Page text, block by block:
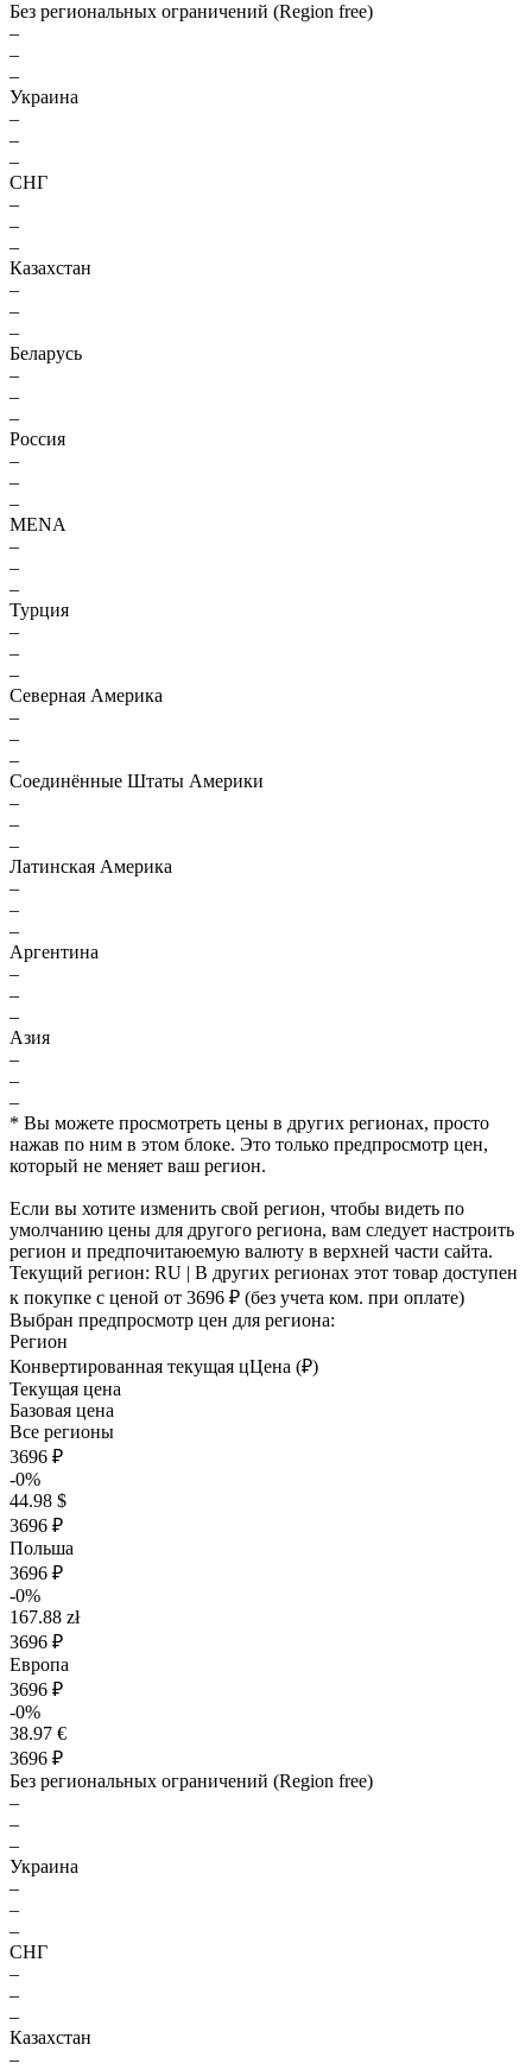
Без региональных ограничений (Region free)
–
–
–
Украина
–
–
–
СНГ
–
–
–
Казахстан
–
–
–
Беларусь
–
–
–
Россия
–
–
–
MENA
–
–
–
Турция
–
–
–
Северная Америка
–
–
–
Соединённые Штаты Америки
–
–
–
Латинская Америка
–
–
–
Аргентина
–
–
–
Азия
–
–
–
* Вы можете просмотреть цены в других регионах, просто
нажав по ним в этом блоке. Это только предпросмотр цен,
который не меняет ваш регион.
Если вы хотите изменить свой регион, чтобы видеть по
умолчанию цены для другого региона, вам следует настроить
регион и предпочитаюемую валюту в верхней части сайта.
Текущий регион: RU | В других регионах этот товар доступен
к покупке с ценой от 3696 ₽ (без учета ком. при оплате)
Выбран предпросмотр цен для региона:
Регион
Конвертированная текущая цЦена (₽)
Текущая цена
Базовая цена
Все регионы
3696 ₽
-0%
44.98 $
3696 ₽
Польша
3696 ₽
-0%
167.88 zł
3696 ₽
Европа
3696 ₽
-0%
38.97 €
3696 ₽
Без региональных ограничений (Region free)
–
–
–
Украина
–
–
–
СНГ
–
–
–
Казахстан
–